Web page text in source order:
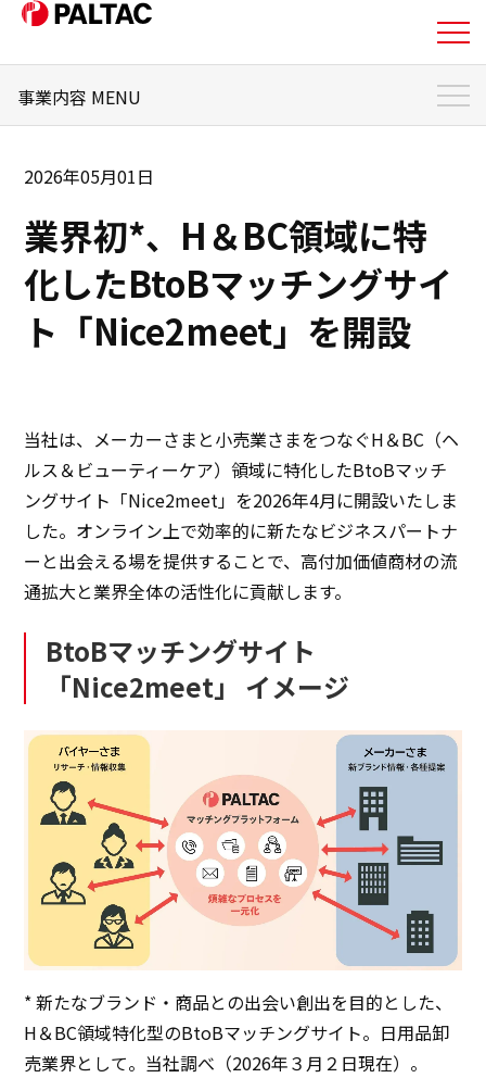
私たちについて
事業内容
事業内容
企業情報
IR情報
サステナビリティ
サステナビリティ
イノベーション
採用情報
お問い合わせ
マッチングサービス
日本語 ENGLISH 簡体中文 繫体中文
事業内容 MENU
事業内容 トップ
事業トピックス
日本国内でお取引をご希望の小売業さま
日本国内で販路展開をご希望の メーカーさま
グローバル市場への進出・商品調達をご希望の小売業さ
2026年05月01日
業界初*、H＆BC領域に特
化したBtoBマッチングサイ
ト「Nice2meet」を開設
当社は、メーカーさまと小売業さまをつなぐH＆BC（ヘ
ルス＆ビューティーケア）領域に特化したBtoBマッチ
ングサイト「Nice2meet」を2026年4月に開設いたしま
した。オンライン上で効率的に新たなビジネスパートナ
ーと出会える場を提供することで、高付加価値商材の流
通拡大と業界全体の活性化に貢献します。
BtoBマッチングサイト
「Nice2meet」 イメージ
* 新たなブランド・商品との出会い創出を目的とした、
H＆BC領域特化型のBtoBマッチングサイト。日用品卸
売業界として。当社調べ（2026年３月２日現在）。